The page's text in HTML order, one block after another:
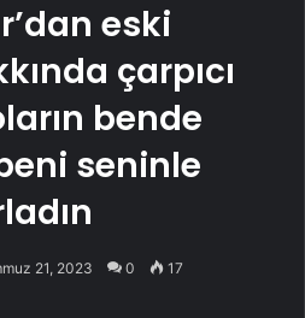
eski
çarpıcı
bende
seninle
21, 2023 0 17